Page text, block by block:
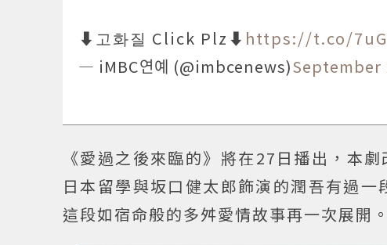
⬇️고화질 Click Plz⬇️ https://t.co/
— iMBC연예 (@imbcenews)September
《愛過之後來臨的》將在27日播出，本
日本留學與坂口健太郎飾演的潤吾有過
這段如宿命般的多舛愛情故事再一次展開。